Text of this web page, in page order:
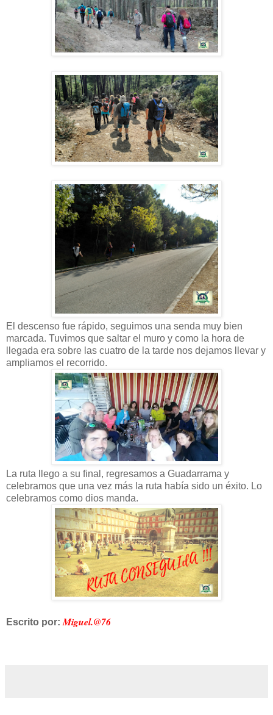
El descenso fue rápido, seguimos una senda muy bien
marcada. Tuvimos que saltar el muro y como la hora de
llegada era sobre las cuatro de la tarde nos dejamos llevar y
ampliamos el recorrido.
La ruta llego a su final, regresamos a Guadarrama y
celebramos que una vez más la ruta había sido un éxito. Lo
celebramos como dios manda.
Escrito por: Miguel.@76